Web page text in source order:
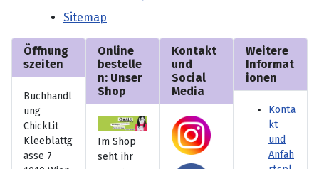
Sitemap
Öffnung
szeiten
Buchhandl
ung
ChickLit
Kleeblattg
asse 7
Online
bestelle
n: Unser
Shop
Im Shop
seht ihr
Kontakt
und
Social
Media
Weitere
Informat
ionen
Konta
kt
und
Anfah